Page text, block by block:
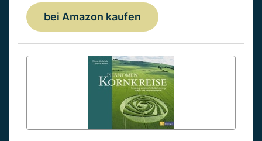
bei Amazon kaufen